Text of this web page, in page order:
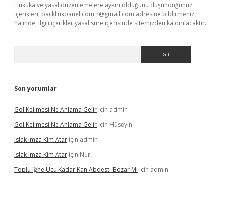
Hukuka ve yasal düzenlemelere aykırı olduğunu düşündüğünüz
içerikleri, backlinkpanelicomtr@gmail.com adresine bildirmeniz
halinde, ilgili içerikler yasal süre içerisinde sitemizden kaldırılacaktır.
Son yorumlar
Gol Kelimesi Ne Anlama Gelir için admin
Gol Kelimesi Ne Anlama Gelir için Hüseyin
Islak Imza Kim Atar için admin
Islak Imza Kim Atar için Nur
Toplu Iğne Ucu Kadar Kan Abdesti Bozar Mı için admin